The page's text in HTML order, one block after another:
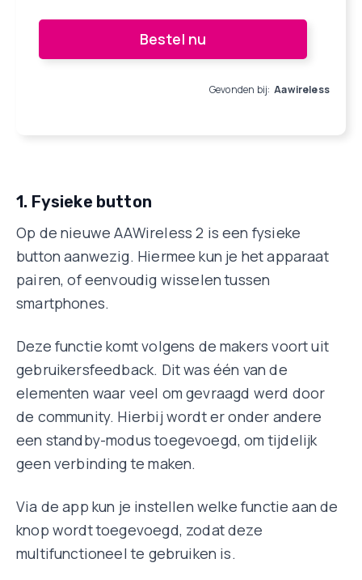
Bestel nu
Gevonden bij: Aawireless
1. Fysieke button
Op de nieuwe AAWireless 2 is een fysieke
button aanwezig. Hiermee kun je het apparaat
pairen, of eenvoudig wisselen tussen
smartphones.
Deze functie komt volgens de makers voort uit
gebruikersfeedback. Dit was één van de
elementen waar veel om gevraagd werd door
de community. Hierbij wordt er onder andere
een standby-modus toegevoegd, om tijdelijk
geen verbinding te maken.
Via de app kun je instellen welke functie aan de
knop wordt toegevoegd, zodat deze
multifunctioneel te gebruiken is.